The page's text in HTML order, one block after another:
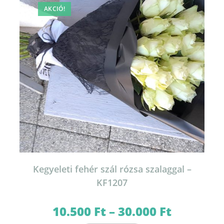
AKCIÓ!
Kegyeleti fehér szál rózsa szalaggal –
KF1207
10.500 Ft–30.000 Ft10.500 Ft